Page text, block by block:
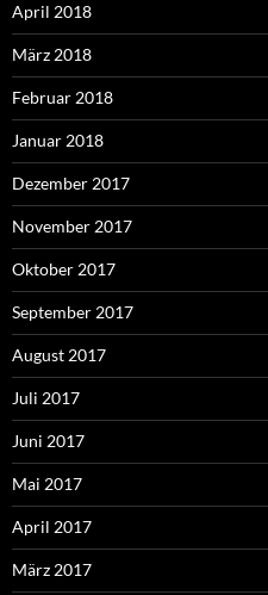
April 2018
März 2018
Februar 2018
Januar 2018
Dezember 2017
November 2017
Oktober 2017
September 2017
August 2017
Juli 2017
Juni 2017
Mai 2017
April 2017
März 2017